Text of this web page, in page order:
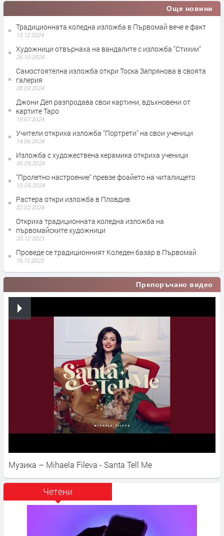
Още новини
Традиционната коледна изложба в Първомай вече е факт
13.12.2024
Художници отвърнаха на вандалите с изложба "Стихии"
26.10.2024
Самостоятелна изложба откри Тоска Запрянова в своята
галерия
28.09.2024
Джони Деп разпродава свои картини, вдъхновени от
картите Таро
19.07.2024
Учители откриха изложба "Портрети" на свои ученици
14.06.2024
Изложба с художествена керамика откриха ученици
30.05.2024
"Пролетно настроение" превзе фоайето на читалището
10.05.2024
Растера откри изложба в Пловдив
22.02.2024
Откриха традиционната коледна изложба на
първомайските художници
20.12.2023
Проведе се традиционният Коледен базар в Първомай
16.12.2023
Препоръчано видео
Музика – Mihaela Fileva - Santa Tell Me
Четени